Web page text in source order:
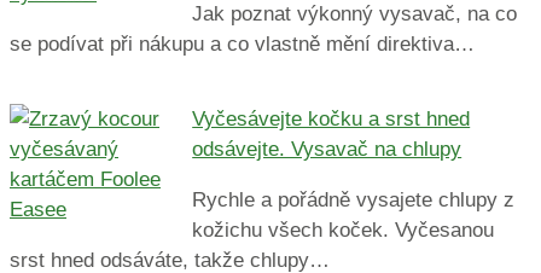
Jak poznat výkonný vysavač, na co
se podívat při nákupu a co vlastně mění direktiva…
Vyčesávejte kočku a srst hned
odsávejte. Vysavač na chlupy
Rychle a pořádně vysajete chlupy z
kožichu všech koček. Vyčesanou
srst hned odsáváte, takže chlupy…